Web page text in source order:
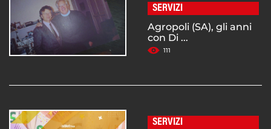
SERVIZI
Agropoli (SA), gli anni
con Di ...
111
SERVIZI